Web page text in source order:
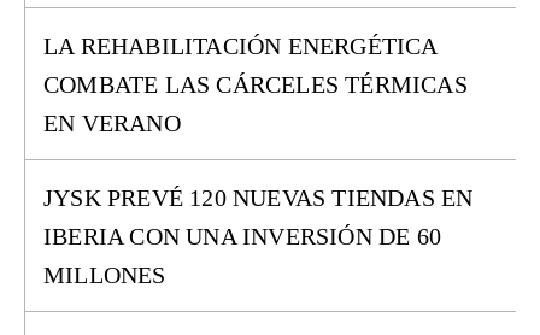
LA REHABILITACIÓN ENERGÉTICA
COMBATE LAS CÁRCELES TÉRMICAS
EN VERANO
JYSK PREVÉ 120 NUEVAS TIENDAS EN
IBERIA CON UNA INVERSIÓN DE 60
MILLONES